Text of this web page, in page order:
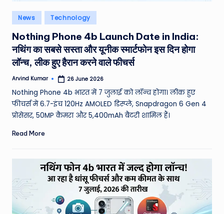
e
w
s
A
ro
u
n
T
h
W
o
Posted
in
News Technology
Nothing Phone 4b Launch Date in India:
नथिंग का सबसे सस्ता और यूनीक स्मार्टफोन इस दिन होगा
लॉन्च, लीक हुए हैरान करने वाले फीचर्स
Posted
Arvind Kumar 26 June 2026
Nothing Phone 4b भारत में 7 जुलाई को लॉन्च होगा। लीक हुए
फीचर्स में 6.7-इंच 120Hz AMOLED डिस्प्ले, Snapdragon 6 Gen 4
प्रोसेसर, 50MP कैमरा और 5,400mAh बैटरी शामिल हैं।
Read More